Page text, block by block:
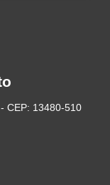
CEP: 13480-510